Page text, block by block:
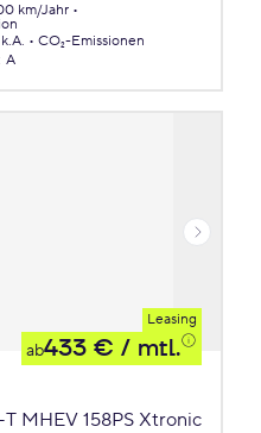
km/Jahr
k.A.
CO₂-Emissionen
A
Leasing
ab433 € / mtl.
T MHEV 158PS Xtronic